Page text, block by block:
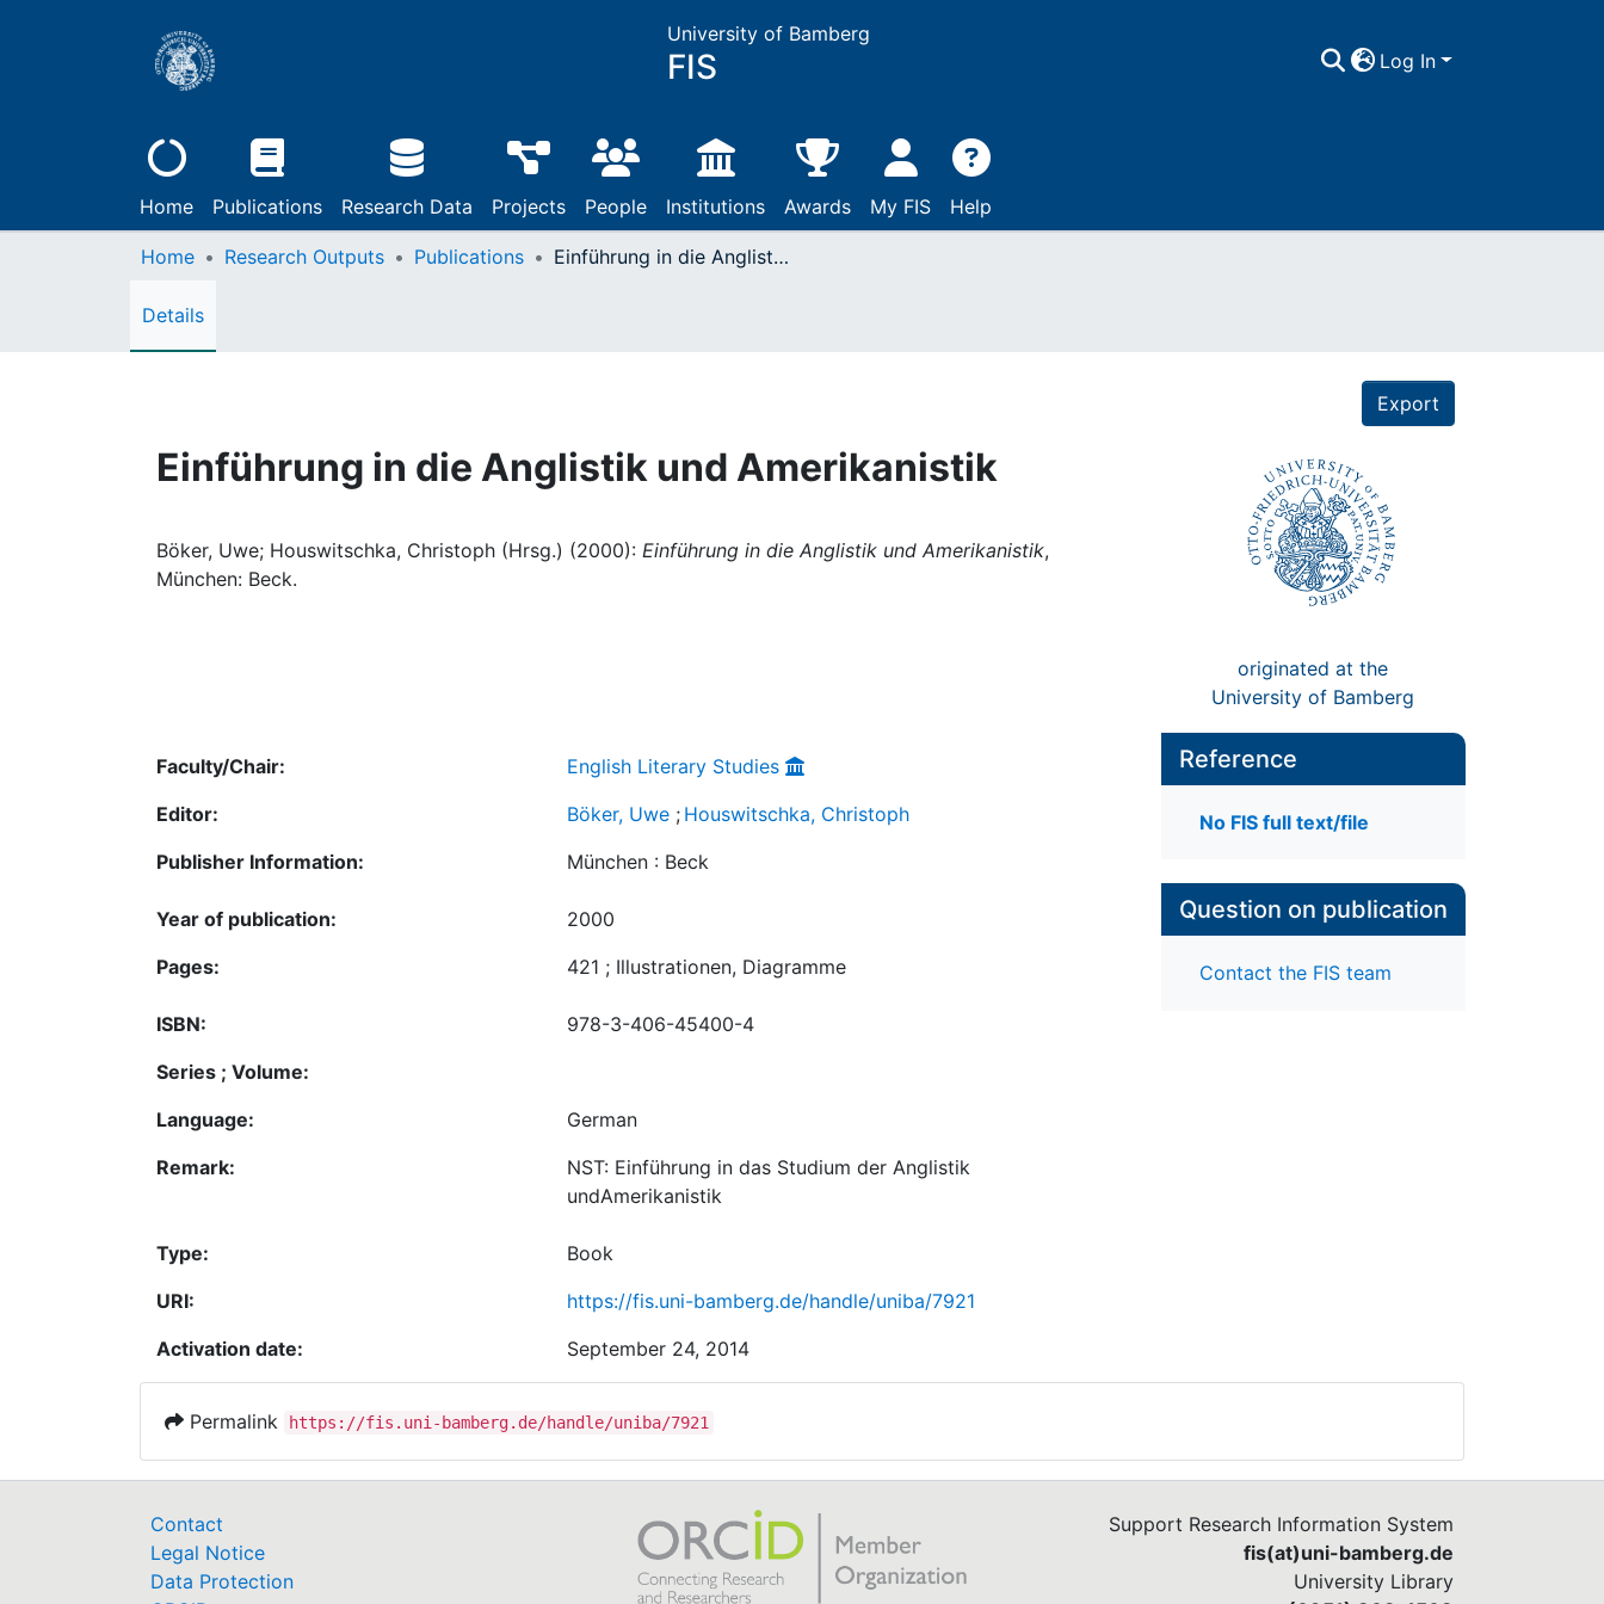
University of Bamberg
FIS Log In
Home Publications Research Data Projects People Institutions Awards My FIS Help
Home Research Outputs Publications Einführung in die Anglistik und Amerikanistik
Details
Export
Einführung in die Anglistik und Amerikanistik
Böker, Uwe; Houswitschka, Christoph (Hrsg.) (2000): Einführung in die Anglistik und Amerikanistik,
München: Beck.
originated at the
University of Bamberg
Faculty/Chair:
English Literary Studies
Editor:
Böker, Uwe ; Houswitschka, Christoph
Publisher Information:
München : Beck
Year of publication:
2000
Pages:
421 ; Illustrationen, Diagramme
ISBN:
978-3-406-45400-4
Series ; Volume:
Language:
German
Remark:
NST: Einführung in das Studium der Anglistik
undAmerikanistik
Type:
Book
URI:
https://fis.uni-bamberg.de/handle/uniba/7921
Activation date:
September 24, 2014
Reference
No FIS full text/file
Question on publication
Contact the FIS team
Permalink https://fis.uni-bamberg.de/handle/uniba/7921
Contact
Legal Notice
Data Protection
Support Research Information System
fis(at)uni-bamberg.de
University Library